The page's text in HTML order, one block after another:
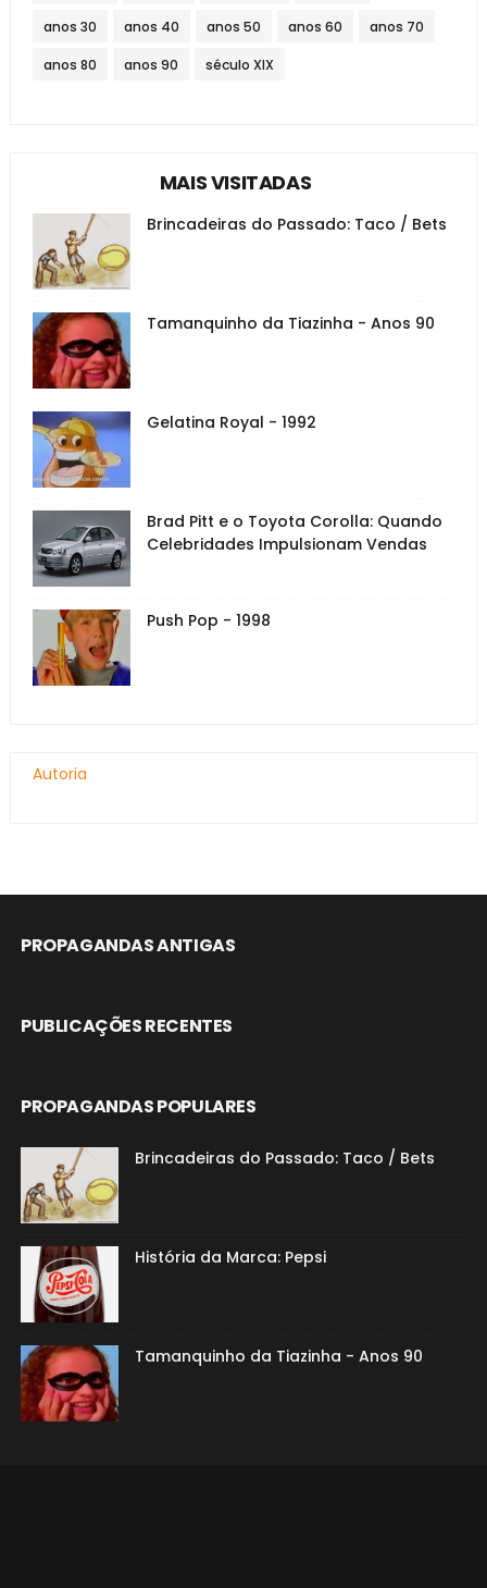
anos 30 anos 40 anos 50 anos 60 anos 70
anos 80 anos 90 século XIX
MAIS VISITADAS
Brincadeiras do Passado: Taco / Bets
Tamanquinho da Tiazinha - Anos 90
Gelatina Royal - 1992
Brad Pitt e o Toyota Corolla: Quando
Celebridades Impulsionam Vendas
Push Pop - 1998
Autoria
PROPAGANDAS ANTIGAS
PUBLICAÇÕES RECENTES
PROPAGANDAS POPULARES
Brincadeiras do Passado: Taco / Bets
História da Marca: Pepsi
Tamanquinho da Tiazinha - Anos 90